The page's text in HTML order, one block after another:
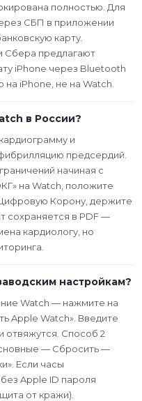
полностью. Для
СБП в приложении
карту.
Сбера предлагают
iPhone через Bluetooth
на iPhone, не на Watch.
в России?
и
предсердий.
начиная с
на Watch, положите
Корону, держите
сохраняется в PDF —
кардиологу, но
настройкам?
Watch — нажмите на
Apple Watch». Введите
отвяжутся. Способ 2
— Сбросить —
Если часы
Apple ID пароля
от кражи).